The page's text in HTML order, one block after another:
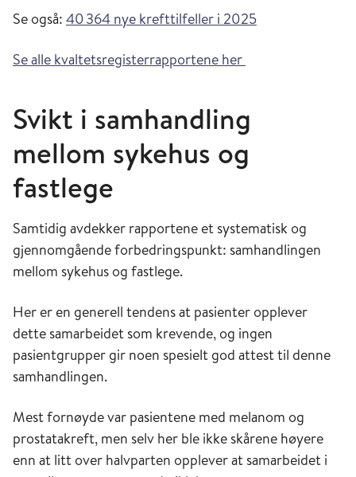
Se også: 40 364 nye krefttilfeller i 2025
Se alle kvaltetsregisterrapportene her
Svikt i samhandling
mellom sykehus og
fastlege
Samtidig avdekker rapportene et systematisk og
gjennomgående forbedringspunkt: samhandlingen
mellom sykehus og fastlege.
Her er en generell tendens at pasienter opplever
dette samarbeidet som krevende, og ingen
pasientgrupper gir noen spesielt god attest til denne
samhandlingen.
Mest fornøyde var pasientene med melanom og
prostatakreft, men selv her ble ikke skårene høyere
enn at litt over halvparten opplever at samarbeidet i